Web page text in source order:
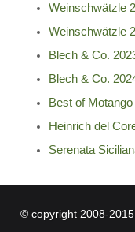
Weinschwätzle
Weinschwätzle
Blech & Co.
Blech & Co.
Best of Motango
Heinrich del
Serenata
© copyright 2008-